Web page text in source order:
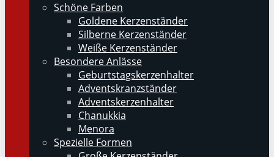
Schöne Farben
Goldene Kerzenständer
Silberne Kerzenständer
Weiße Kerzenständer
Besondere Anlässe
Geburtstagskerzenhalter
Adventskranzständer
Adventskerzenhalter
Chanukkia
Menora
Spezielle Formen